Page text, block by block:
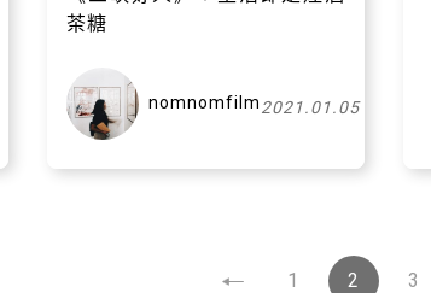
茶糖
nomnomfilm2021.01.05
1 2 3